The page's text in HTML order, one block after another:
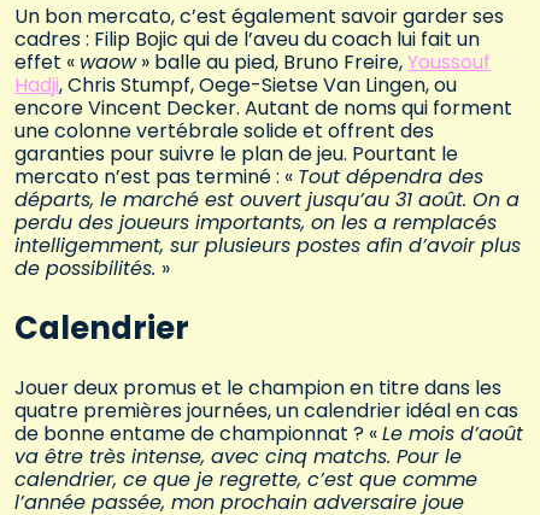
Un bon mercato, c’est également savoir garder ses
cadres : Filip Bojic qui de l’aveu du coach lui fait un
effet « waow» balle au pied, Bruno Freire,Youssouf
Hadji, Chris Stumpf, Oege-Sietse Van Lingen, ou
encore Vincent Decker. Autant de noms qui forment
une colonne vertébrale solide et offrent des
garanties pour suivre le plan de jeu. Pourtant le
mercato n’est pas terminé : « Tout dépendra des
départs, le marché est ouvert jusqu’au 31 août. On a
perdu des joueurs importants, on les a remplacés
intelligemment, sur plusieurs postes afin d’avoir plus
de possibilités. »
Calendrier
Jouer deux promus et le champion en titre dans les
quatre premières journées, un calendrier idéal en cas
de bonne entame de championnat ? «Le mois d’août
va être très intense, avec cinq matchs. Pour le
calendrier, ce que je regrette, c’est que comme
l’année passée, mon prochain adversaire joue